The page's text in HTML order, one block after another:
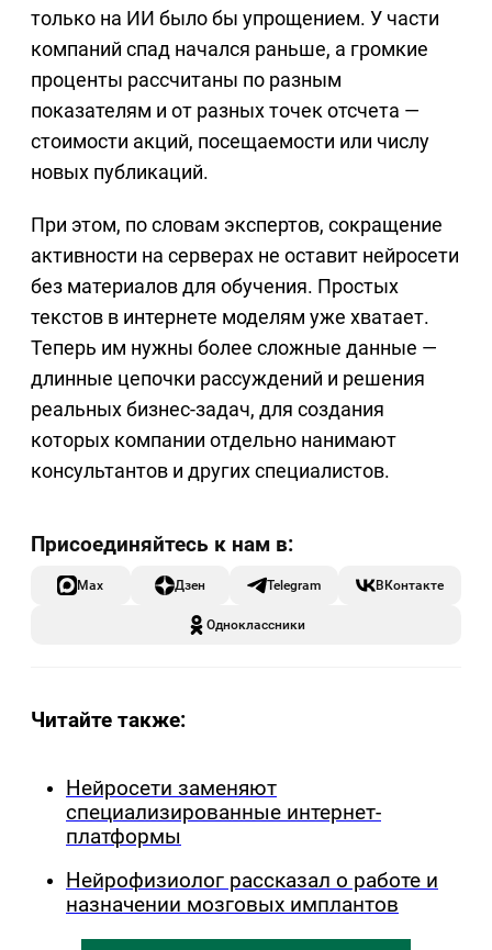
только на ИИ было бы упрощением. У части
компаний спад начался раньше, а громкие
проценты рассчитаны по разным
показателям и от разных точек отсчета —
стоимости акций, посещаемости или числу
новых публикаций.
При этом, по словам экспертов, сокращение
активности на серверах не оставит нейросети
без материалов для обучения. Простых
текстов в интернете моделям уже хватает.
Теперь им нужны более сложные данные —
длинные цепочки рассуждений и решения
реальных бизнес-задач, для создания
которых компании отдельно нанимают
консультантов и других специалистов.
Max Дзен Telegram ВКонтакте
Одноклассники
Читайте также:
Нейросети заменяют
специализированные интернет-
платформы
Нейрофизиолог рассказал о работе и
назначении мозговых имплантов